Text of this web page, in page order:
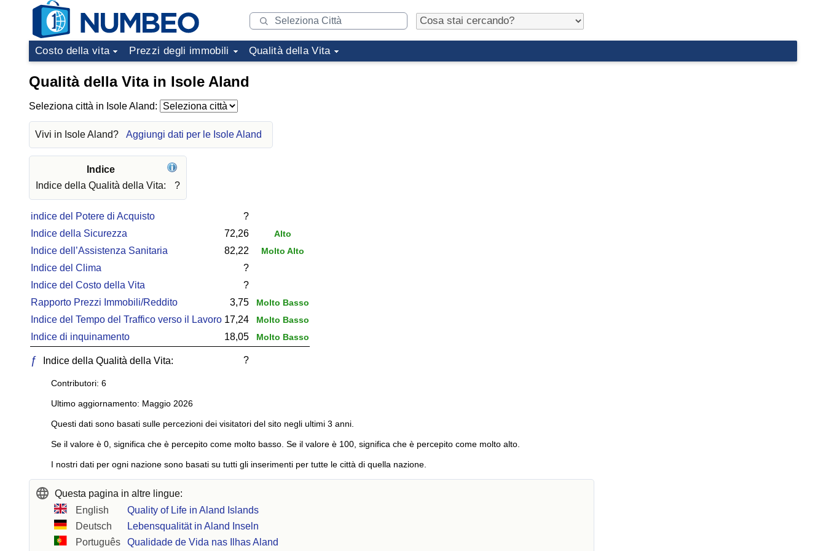
Costo della vita Prezzi degli immobili Qualità della Vita
Qualità della Vita in Isole Aland
Seleziona città in Isole Aland:
Vivi in Isole Aland? Aggiungi dati per le Isole Aland
Indice
Indice della Qualità della Vita:
?
indice del Potere di Acquisto
?
Indice della Sicurezza
72,26 Alto
Indice dell’Assistenza Sanitaria 82,22 Molto Alto
Indice del Clima
?
Indice del Costo della Vita
?
Rapporto Prezzi Immobili/Reddito
3,75 Molto Basso
Indice del Tempo del Traffico verso il Lavoro 17,24 Molto Basso
Indice di inquinamento 18,05 Molto Basso
ƒ Indice della Qualità della Vita: ?
Contributori: 6
Ultimo aggiornamento: Maggio 2026
Questi dati sono basati sulle percezioni dei visitatori del sito negli ultimi 3 anni.
Se il valore è 0, significa che è percepito come molto basso. Se il valore è 100, significa che è percepito come molto alto.
I nostri dati per ogni nazione sono basati su tutti gli inserimenti per tutte le città di quella nazione.
Questa pagina in altre lingue:
English
Quality of Life in Aland Islands
Deutsch
Lebensqualität in Aland Inseln
Português
Qualidade de Vida nas Ilhas Aland